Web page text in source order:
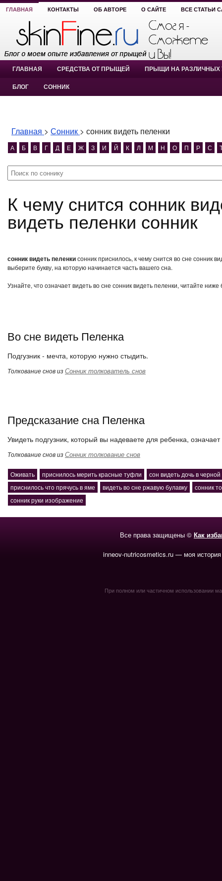
ГЛАВНАЯ КОНТАКТЫ ОБ АВТОРЕ О САЙТЕ ВСЕ СТАТЬИ
ГЛАВНАЯ СРЕДСТВА ОТ ПРЫЩЕЙ ПРЫЩИ НА РАЗЛИЧНЫХ
БЛОГ СОННИК
Главная > Сонник > сонник видеть пеленки
А Б В Г Д Е Ж З И Й К Л М Н О П Р С
К чему снится сонник видеть пеленки? сонник
видеть пеленки сонник
сонник видеть пеленкисонник приснилось, к чему снится во сне сонник
выберите букву, на которую начинается часть вашего сна.
Узнайте, что означает видеть во сне сонник видеть пеленки, читайте
Во сне видеть Пеленка
Подгузник - мечта, которую нужно стыдить.
Толкование снов изСонник толкователь снов
Предсказание сна Пеленка
Увидеть подгузник, который вы надеваете для ребенка,
Толкование снов изСонник толкование снов
Оживать приснилось мерить красные туфли
сон видеть дочь в
приснилось что прячусь в яме
видеть во сне ржавую булавку
сонник
сонник руки изображение
Все права защищены © Как
inneov-nutricosmetics.ru — моя
При полном или частичном использовании